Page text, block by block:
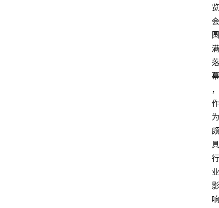
览
会
圆
满
落
幕
，
作
为
颇
具
行
业
影
响